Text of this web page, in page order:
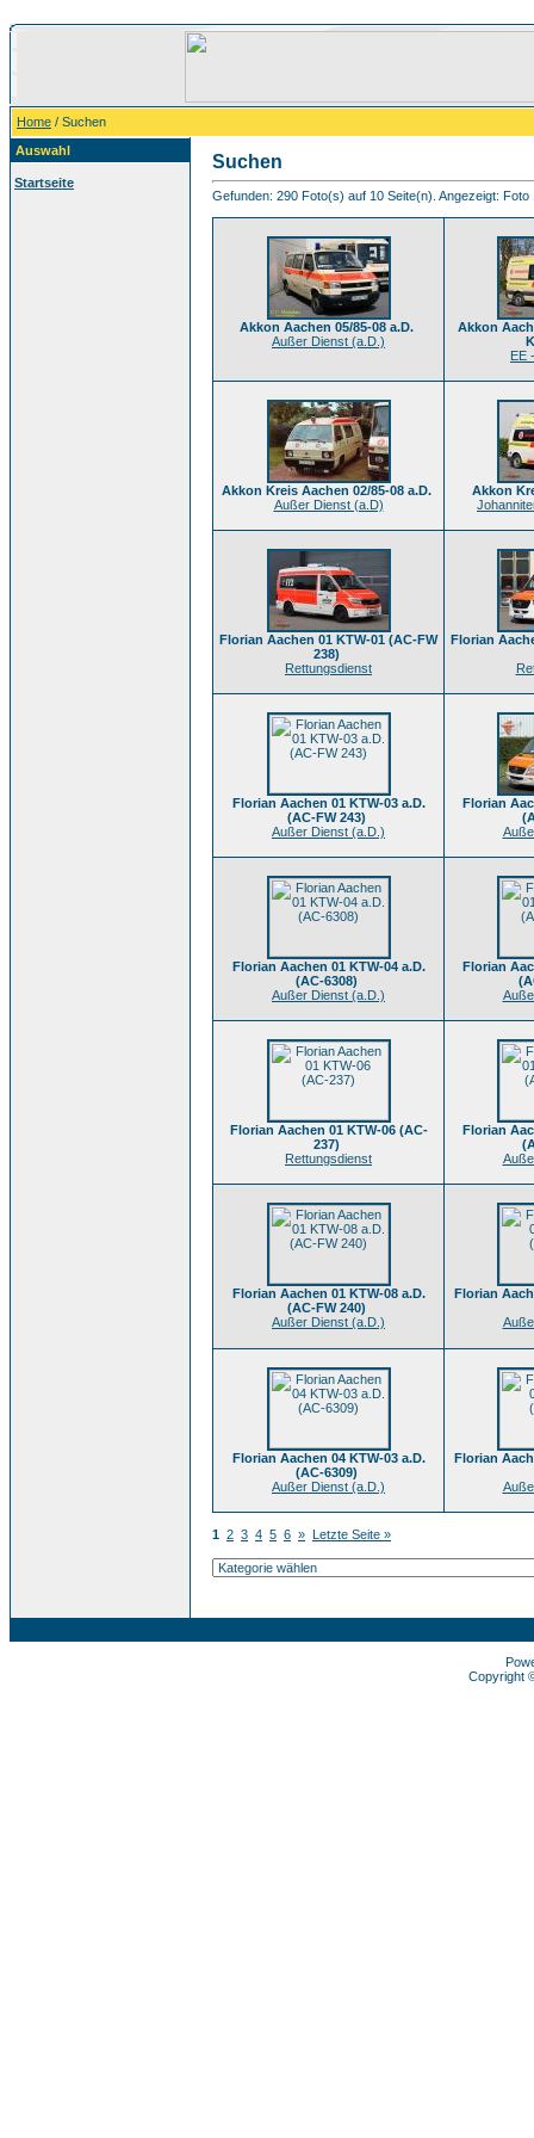
Home / Suchen
Auswahl
Startseite
Suchen
Gefunden: 290 Foto(s) auf 10 Seite(n). Angezeigt: Foto
Akkon Aachen 05/85-08 a.D.
Außer Dienst (a.D.)
Akkon
EE
Akkon Kreis Aachen 02/85-08 a.D.
Außer Dienst (a.D)
Akkon
Florian Aachen 01 KTW-01 (AC-FW
238)
Rettungsdienst
Florian
Florian Aachen 01 KTW-03 a.D.
(AC-FW 243)
Außer Dienst (a.D.)
Florian
Florian Aachen 01 KTW-04 a.D.
(AC-6308)
Außer Dienst (a.D.)
Florian
Florian Aachen 01 KTW-06 (AC-
237)
Rettungsdienst
Florian
Florian Aachen 01 KTW-08 a.D.
(AC-FW 240)
Außer Dienst (a.D.)
Florian
Florian Aachen 04 KTW-03 a.D.
(AC-6309)
Außer Dienst (a.D.)
Florian
1 2 3 4 5 6 » Letzte Seite »
Copyright